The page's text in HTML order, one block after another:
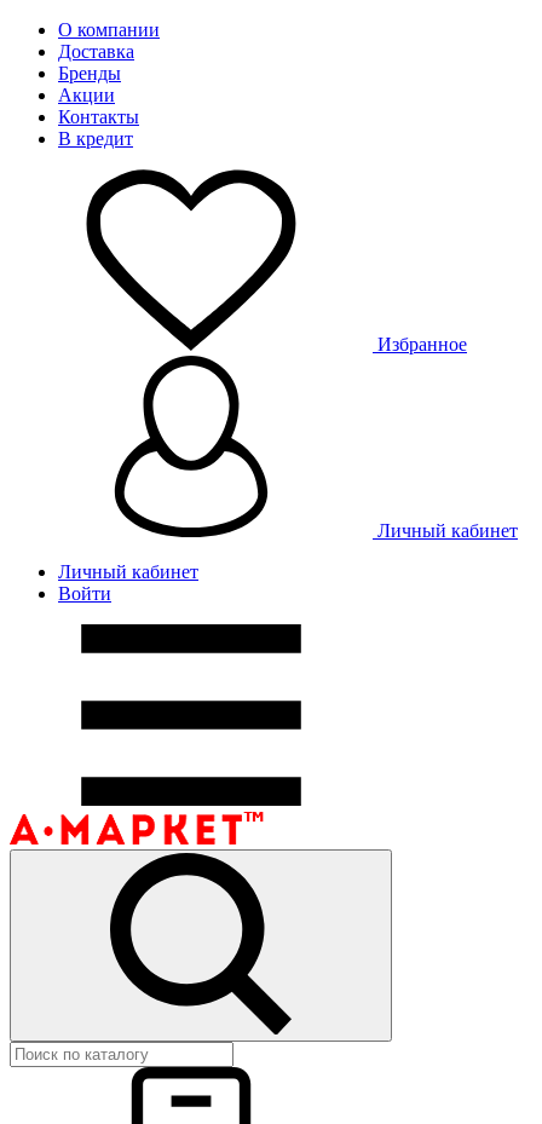
О компании
Доставка
Бренды
Акции
Контакты
В кредит
Избранное
Личный кабинет
Личный кабинет
Войти